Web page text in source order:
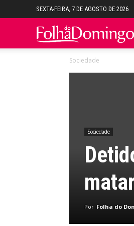
SEXTA-FEIRA, 7 DE AGOSTO DE 2026
Sociedade
Sociedade
Por Folha do